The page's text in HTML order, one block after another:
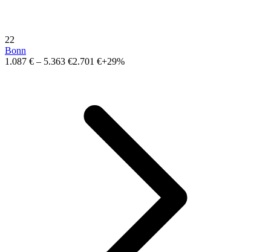
22
Bonn
1.087 € – 5.363 €2.701 €+29%